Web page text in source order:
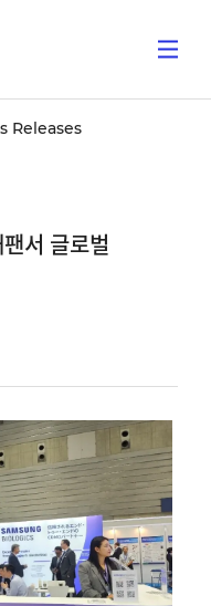
Releases
서 글로벌